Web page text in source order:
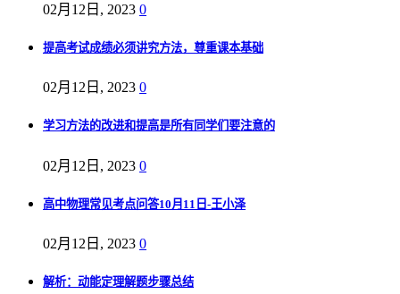
02月12日, 2023 0
提高考试成绩必须讲究方法，尊重课本基础
02月12日, 2023 0
学习方法的改进和提高是所有同学们要注意的
02月12日, 2023 0
高中物理常见考点问答10月11日-王小泽
02月12日, 2023 0
解析：动能定理解题步骤总结